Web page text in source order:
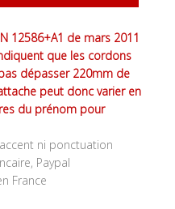
12586+A1 de mars 2011
que les cordons
dépasser 220mm de
peut donc varier en
du prénom pour
ni ponctuation
Paypal
France